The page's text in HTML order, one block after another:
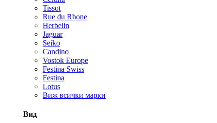
Tissot
Rue du Rhone
Herbelin
Jaguar
Seiko
Candino
Vostok Europe
Festina Swiss
Festina
Lotus
Виж всички марки
Вид